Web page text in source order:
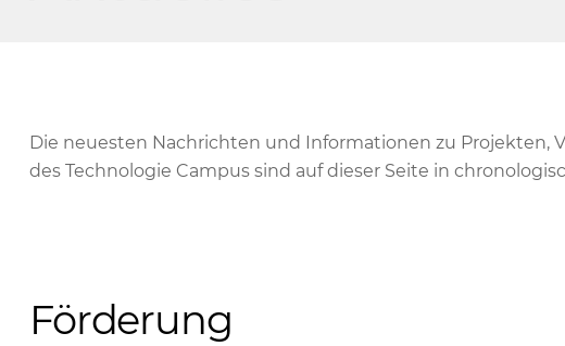
Die neuesten Nachrichten und Informationen zu Projekten,
des Technologie Campus sind auf dieser Seite in
Förderung